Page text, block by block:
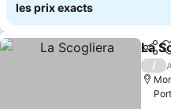
les prix exacts
La
/